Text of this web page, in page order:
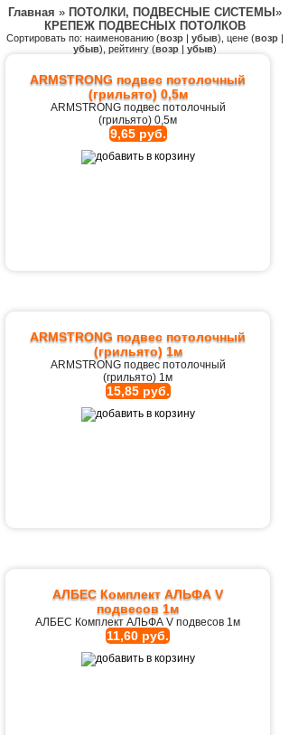
Главная » ПОТОЛКИ, ПОДВЕСНЫЕ СИСТЕМЫ »
КРЕПЕЖ ПОДВЕСНЫХ ПОТОЛКОВ
Сортировать по: наименованию (возр| убыв), цене (возр|
убыв), рейтингу (возр| убыв)
ARMSTRONG подвес потолочный
(грильято) 0,5м
ARMSTRONG подвес потолочный
(грильято) 0,5м
9,65 руб.
ARMSTRONG подвес потолочный
(грильято) 1м
ARMSTRONG подвес потолочный
(грильято) 1м
15,85 руб.
АЛБЕС Комплект АЛЬФА V
подвесов 1м
АЛБЕС Комплект АЛЬФА V подвесов 1м
11,60 руб.